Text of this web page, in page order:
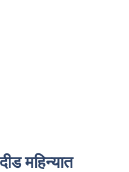
महिन्यात